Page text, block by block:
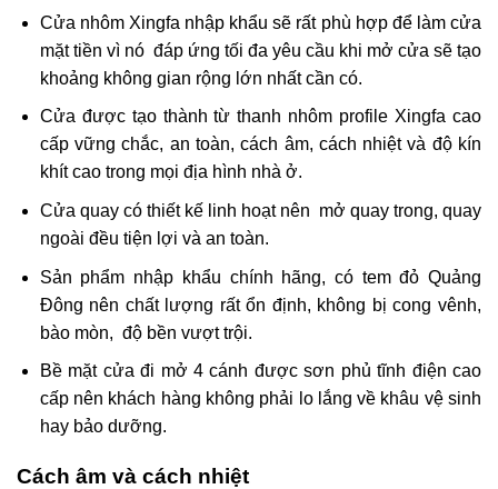
Cửa nhôm Xingfa nhập khẩu sẽ rất phù hợp để làm cửa
mặt tiền vì nó đáp ứng tối đa yêu cầu khi mở cửa sẽ tạo
khoảng không gian rộng lớn nhất cần có.
Cửa được tạo thành từ thanh nhôm profile Xingfa cao
cấp vững chắc, an toàn, cách âm, cách nhiệt và độ kín
khít cao trong mọi địa hình nhà ở.
Cửa quay có thiết kế linh hoạt nên mở quay trong, quay
ngoài đều tiện lợi và an toàn.
Sản phẩm nhập khẩu chính hãng, có tem đỏ Quảng
Đông nên chất lượng rất ổn định, không bị cong vênh,
bào mòn, độ bền vượt trội.
Bề mặt cửa đi mở 4 cánh được sơn phủ tĩnh điện cao
cấp nên khách hàng không phải lo lắng về khâu vệ sinh
hay bảo dưỡng.
Cách âm và cách nhiệt